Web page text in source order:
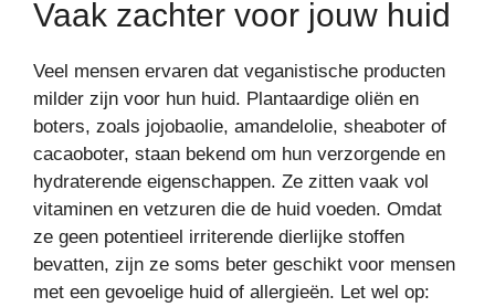
Vaak zachter voor jouw huid
Veel mensen ervaren dat veganistische producten
milder zijn voor hun huid. Plantaardige oliën en
boters, zoals jojobaolie, amandelolie, sheaboter of
cacaoboter, staan bekend om hun verzorgende en
hydraterende eigenschappen. Ze zitten vaak vol
vitaminen en vetzuren die de huid voeden. Omdat
ze geen potentieel irriterende dierlijke stoffen
bevatten, zijn ze soms beter geschikt voor mensen
met een gevoelige huid of allergieën. Let wel op: